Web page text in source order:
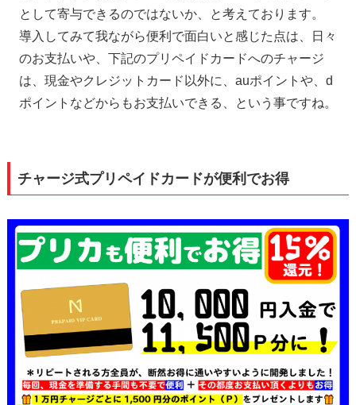
として寄与できるのではないか、と考えております。
導入してみて我ながら便利で面白いと感じた点は、日々
のお支払いや、下記のプリペイドカードへのチャージ
は、現金やクレジットカード以外に、auポイントや、d
ポイントなどからもお支払いできる、という事ですね。
チャージ式プリペイドカードが便利でお得